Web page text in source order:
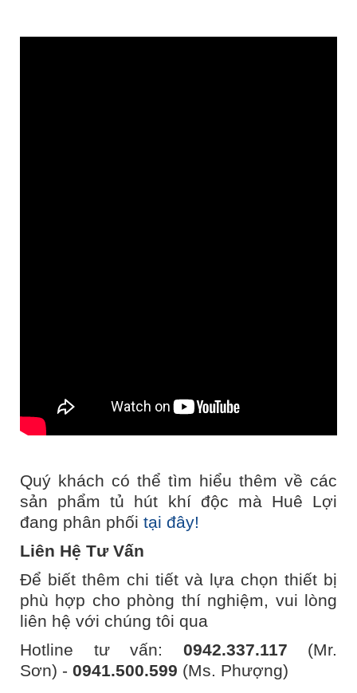
Quý khách có thể tìm hiểu thêm về các
sản phẩm tủ hút khí độc mà Huê Lợi
đang phân phối tại đây!
Liên Hệ Tư Vấn
Để biết thêm chi tiết và lựa chọn thiết bị
phù hợp cho phòng thí nghiệm, vui lòng
liên hệ với chúng tôi qua
Hotline tư vấn: 0942.337.117 (Mr.
Sơn) - 0941.500.599 (Ms. Phượng)